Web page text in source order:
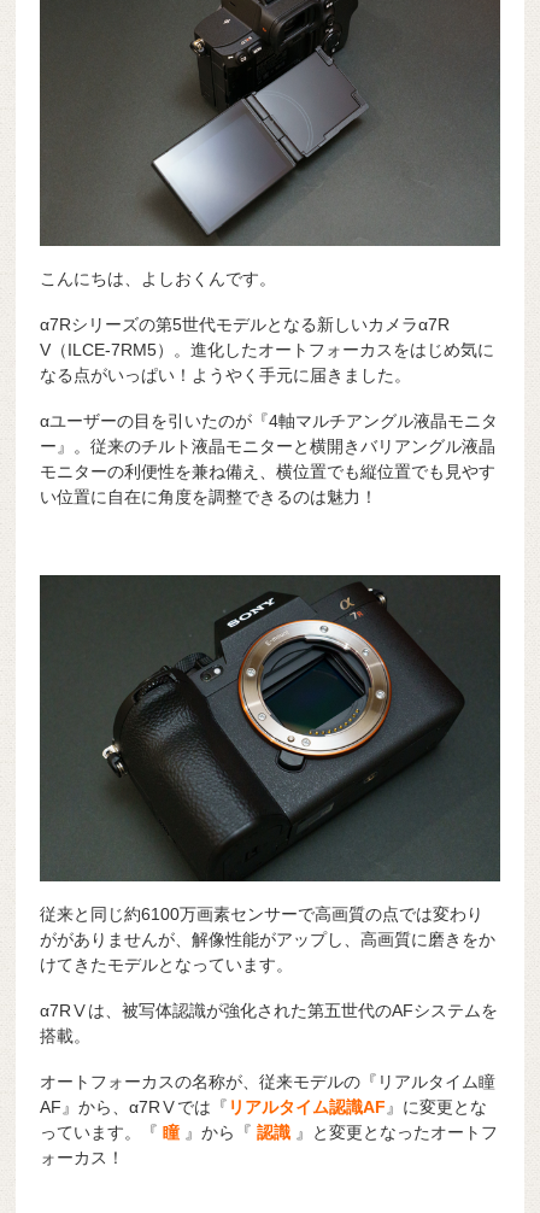
こんにちは、よしおくんです。
α7Rシリーズの第5世代モデルとなる新しいカメラα7R
V（ILCE-7RM5）。進化したオートフォーカスをはじめ気に
なる点がいっぱい！ようやく手元に届きました。
αユーザーの目を引いたのが『4軸マルチアングル液晶モニタ
ー』。従来のチルト液晶モニターと横開きバリアングル液晶
モニターの利便性を兼ね備え、横位置でも縦位置でも見やす
い位置に自在に角度を調整できるのは魅力！
従来と同じ約6100万画素センサーで高画質の点では変わり
ががありませんが、解像性能がアップし、高画質に磨きをか
けてきたモデルとなっています。
α7RⅤは、被写体認識が強化された第五世代のAFシステムを
搭載。
オートフォーカスの名称が、従来モデルの『リアルタイム瞳
AF』から、α7RⅤでは『 リアルタイム認識AF 』に変更とな
っています。『瞳 』から『 認識 』と変更となったオートフ
ォーカス！